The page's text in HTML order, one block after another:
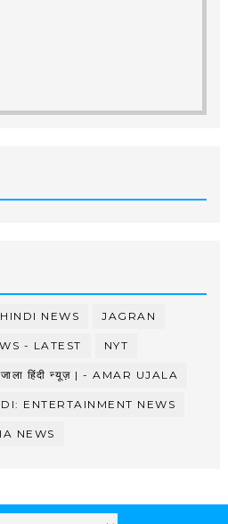
HINDI NEWS JAGRAN
- LATEST NYT
हिंदी न्यूज़ | - AMAR UJALA
ENTERTAINMENT NEWS
NEWS